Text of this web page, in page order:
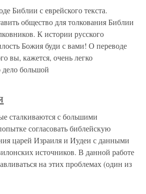
Библии с еврейского текста.
общество для толкования Библии
К истории русского
Божия буди с вами! О переводе
вы, кажется, очень легко
большой
сталкиваются с большими
согласовать библейскую
царей Израиля и Иудеи с данными
источников. В данной работе
на этих проблемах (один из